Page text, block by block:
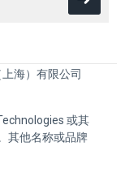
海）有限公司
或其
其他名称或品牌